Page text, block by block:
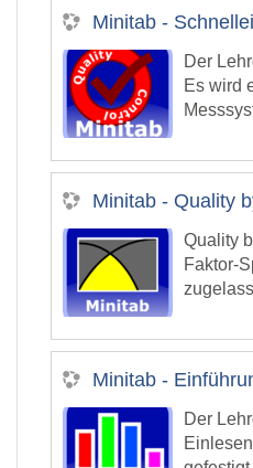
Mit
Minitab -
Der
Es wird
in
Minitab - Quality
Quality
Faktor-
stellt
Inhalte:
QbD
Minitab -
Der